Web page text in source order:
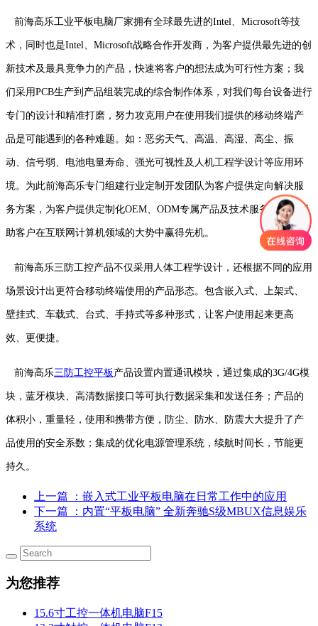
前海高乐工业平板电脑厂家拥有全球最先进的Intel、Microsoft等技
术，同时也是Intel、Microsoft战略合作开发商，为客户提供最先进的创
新技术及最具竟争力的产品，快速将客户的想法成为可行性方案；我
们采用PCB生产到产品组装完成的综合制作体系，对我们每台设备进行
专门的设计和精准打磨，努力攻克用户在使用我们提供的移动终端产
品是可能遇到的各种难题。如：恶劣天气、高温、高湿、高尘、振
动、信号弱、电池电量寿命、强光可视性及人机工程学设计等应用环
境。为此前海高乐专门组建行业定制开发团队为客户提供定向解决服
务方案，为客户提供定制化OEM、ODM专属产品及技术服务服务，帮
助客户在互联网计算机领域的大势中赢得先机。
前海高乐三防工控产品不仅采用人体工程学设计，还根据不同的应用
场景设计出更符合移动终端使用的产品形态。包含嵌入式、上架式、
壁挂式、车载式、台式、手持式等多种形式，让客户使用起来更高
效、更便捷。
前海高乐三防工控平板 产品设置内置通讯模块，通过集成的3G/4G模
块，蓝牙模块、高清数据接口等可执行数据采集和发送任务；产品的
体积小，重量轻，使用和携带方便，防尘、防水、防震大大提升了产
品使用的安全系数；集成的优化电源管理系统，续航时间长，节能更
持久。
上一篇
：嵌入式工业平板电脑在日常工作中的应用
下一篇
：内置“平板电脑” 全新奔驰S级MBUX信息娱乐
系统
为您推荐
15.6寸工控一体机电脑F15